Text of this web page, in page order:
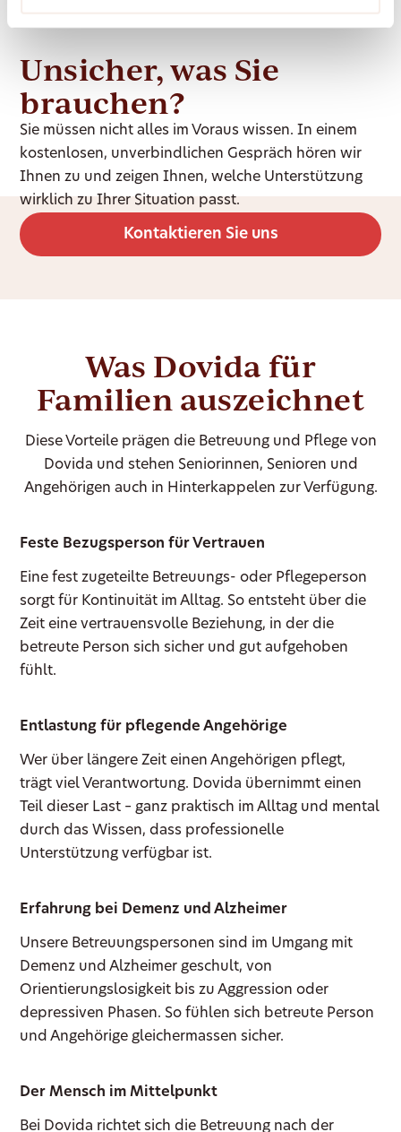
Unsicher, was Sie
brauchen?
Sie müssen nicht alles im Voraus wissen. In einem
kostenlosen, unverbindlichen Gespräch hören wir
Ihnen zu und zeigen Ihnen, welche Unterstützung
wirklich zu Ihrer Situation passt.
Kontaktieren Sie uns
Was Dovida für
Familien auszeichnet
Diese Vorteile prägen die Betreuung und Pflege von
Dovida und stehen Seniorinnen, Senioren und
Angehörigen auch in Hinterkappelen zur Verfügung.
Feste Bezugsperson für Vertrauen
Eine fest zugeteilte Betreuungs- oder Pflegeperson
sorgt für Kontinuität im Alltag. So entsteht über die
Zeit eine vertrauensvolle Beziehung, in der die
betreute Person sich sicher und gut aufgehoben
fühlt.
Entlastung für pflegende Angehörige
Wer über längere Zeit einen Angehörigen pflegt,
trägt viel Verantwortung. Dovida übernimmt einen
Teil dieser Last – ganz praktisch im Alltag und mental
durch das Wissen, dass professionelle
Unterstützung verfügbar ist.
Erfahrung bei Demenz und Alzheimer
Unsere Betreuungspersonen sind im Umgang mit
Demenz und Alzheimer geschult, von
Orientierungslosigkeit bis zu Aggression oder
depressiven Phasen. So fühlen sich betreute Person
und Angehörige gleichermassen sicher.
Der Mensch im Mittelpunkt
Bei Dovida richtet sich die Betreuung nach der